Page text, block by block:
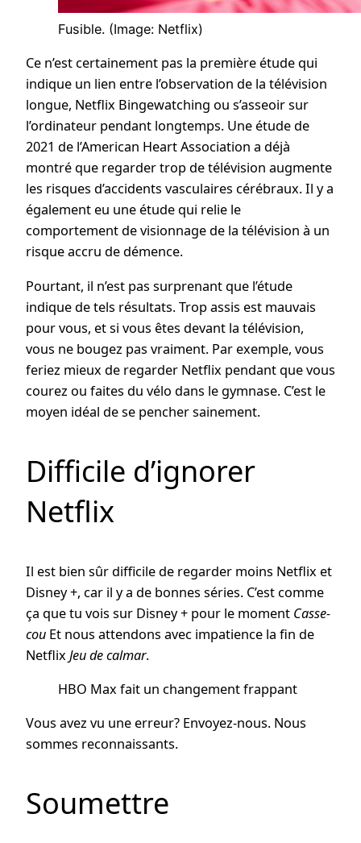
Fusible. (Image: Netflix)
Ce n’est certainement pas la première étude qui
indique un lien entre l’observation de la télévision
longue, Netflix Bingewatching ou s’asseoir sur
l’ordinateur pendant longtemps. Une étude de
2021 de l’American Heart Association a déjà
montré que regarder trop de télévision augmente
les risques d’accidents vasculaires cérébraux. Il y a
également eu une étude qui relie le
comportement de visionnage de la télévision à un
risque accru de démence.
Pourtant, il n’est pas surprenant que l’étude
indique de tels résultats. Trop assis est mauvais
pour vous, et si vous êtes devant la télévision,
vous ne bougez pas vraiment. Par exemple, vous
feriez mieux de regarder Netflix pendant que vous
courez ou faites du vélo dans le gymnase. C’est le
moyen idéal de se pencher sainement.
Difficile d’ignorer
Netflix
Il est bien sûr difficile de regarder moins Netflix et
Disney +, car il y a de bonnes séries. C’est comme
ça que tu vois sur Disney + pour le moment Casse-
cou Et nous attendons avec impatience la fin de
Netflix Jeu de calmar.
HBO Max fait un changement frappant
Vous avez vu une erreur? Envoyez-nous. Nous
sommes reconnaissants.
Soumettre